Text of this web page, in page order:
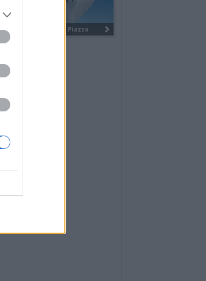
volontari internazionali ...